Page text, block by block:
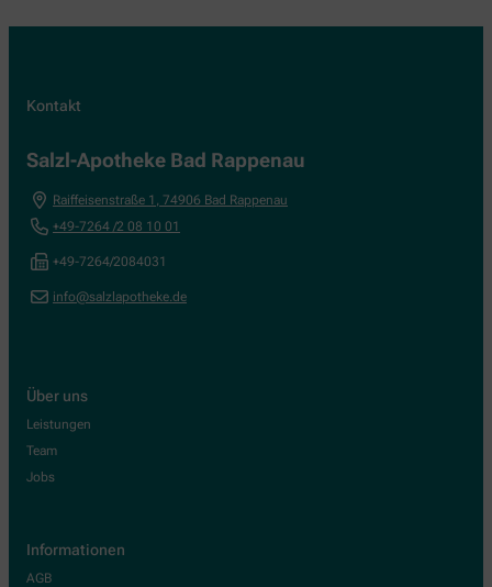
Kontakt
Salzl-Apotheke Bad Rappenau
Raiffeisenstraße 1 74906 Bad Rappenau
+49-7264 /2 08 10 01
+49-7264/2084031
info@salzlapotheke.de
Über uns
Leistungen
Team
Jobs
Informationen
AGB